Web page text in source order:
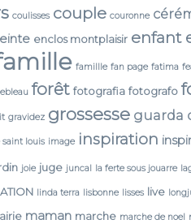
coulisses couple couronne
enclos montplaisir enfant
famillle fan page fatima
forêt fotografia fotografo
gravidez grossesse guarda
saint louis image inspiration
joie juge juncal la ferte sous jouarre
linda terra lisbonne lisses live
maman marche marche de noel